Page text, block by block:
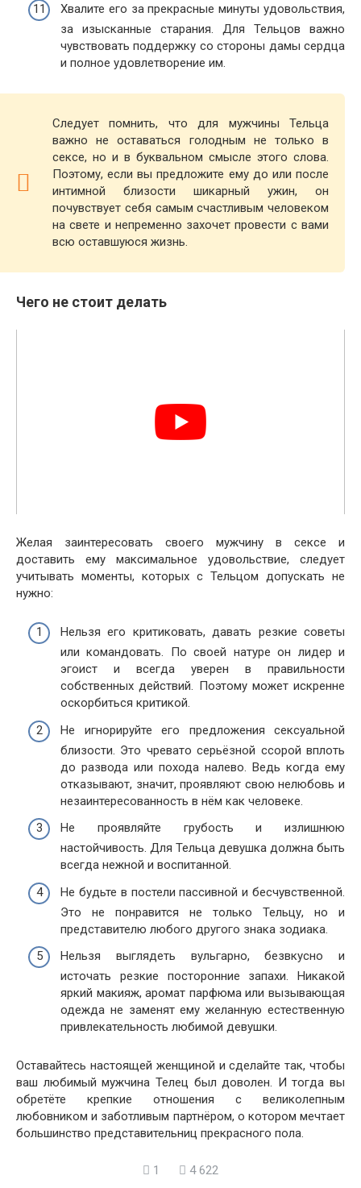
Хвалите его за прекрасные минуты удовольствия,
за изысканные старания. Для Тельцов важно
чувствовать поддержку со стороны дамы сердца
и полное удовлетворение им.
Следует помнить, что для мужчины Тельца
важно не оставаться голодным не только в
сексе, но и в буквальном смысле этого слова.
Поэтому, если вы предложите ему до или после
интимной близости шикарный ужин, он
почувствует себя самым счастливым человеком
на свете и непременно захочет провести с вами
всю оставшуюся жизнь.
Чего не стоит делать
Желая заинтересовать своего мужчину в сексе и
доставить ему максимальное удовольствие, следует
учитывать моменты, которых с Тельцом допускать не
нужно:
Нельзя его критиковать, давать резкие советы
или командовать. По своей натуре он лидер и
эгоист и всегда уверен в правильности
собственных действий. Поэтому может искренне
оскорбиться критикой.
Не игнорируйте его предложения сексуальной
близости. Это чревато серьёзной ссорой вплоть
до развода или похода налево. Ведь когда ему
отказывают, значит, проявляют свою нелюбовь и
незаинтересованность в нём как человеке.
Не проявляйте грубость и излишнюю
настойчивость. Для Тельца девушка должна быть
всегда нежной и воспитанной.
Не будьте в постели пассивной и бесчувственной.
Это не понравится не только Тельцу, но и
представителю любого другого знака зодиака.
Нельзя выглядеть вульгарно, безвкусно и
источать резкие посторонние запахи. Никакой
яркий макияж, аромат парфюма или вызывающая
одежда не заменят ему желанную естественную
привлекательность любимой девушки.
Оставайтесь настоящей женщиной и сделайте так, чтобы
ваш любимый мужчина Телец был доволен. И тогда вы
обретёте крепкие отношения с великолепным
любовником и заботливым партнёром, о котором мечтает
большинство представительниц прекрасного пола.
1 4 622